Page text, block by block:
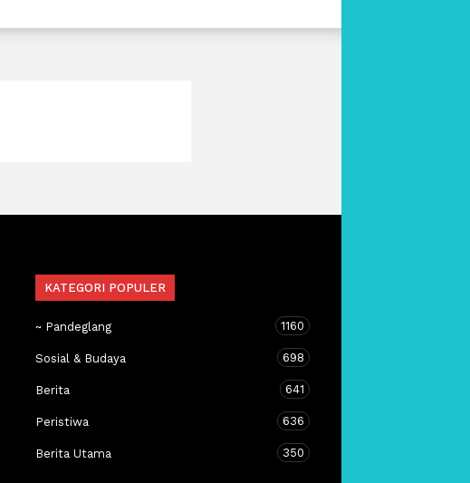
KATEGORI POPULER
~ Pandeglang 1160
Sosial & Budaya 698
Berita 641
Peristiwa 636
Berita Utama 350